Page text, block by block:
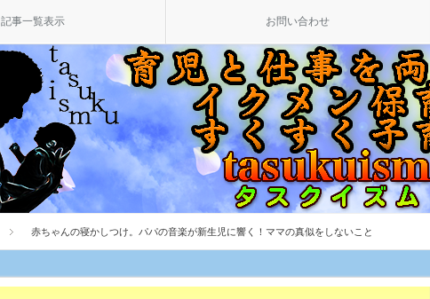
記事一覧表示 お問い合わせ
赤ちゃんの寝かしつけ。パパの音楽が新生児に響く！ママの真似をしないこと